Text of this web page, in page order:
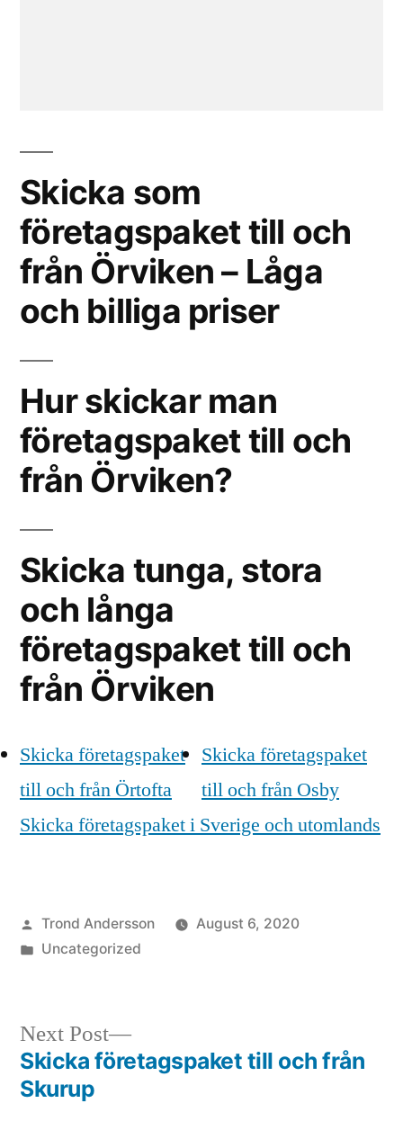
Skicka som
företagspaket till och
från Örviken – Låga
och billiga priser
Hur skickar man
företagspaket till och
från Örviken?
Skicka tunga, stora
och långa
företagspaket till och
från Örviken
Skicka företagspaket
till och från Örtofta
Skicka företagspaket
till och från Osby
Skicka företagspaket i Sverige och utomlands
Posted
by
Trond Andersson
August 6, 2020
Posted
Uncategorized
Post
Next Post
Next
post:
Skicka företagspaket till och från
Skurup